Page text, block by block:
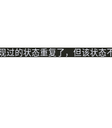
的状态重复了，但该状态